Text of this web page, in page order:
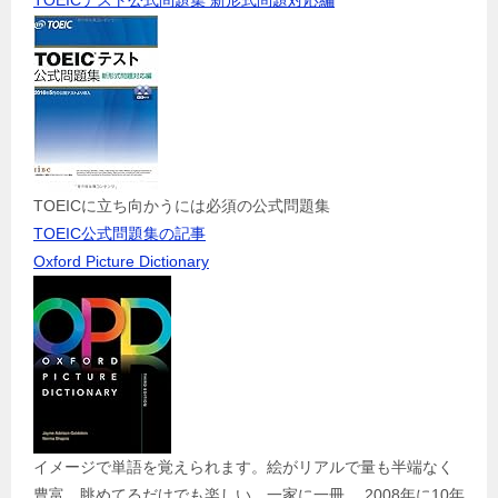
TOEICに立ち向かうには必須の公式問題集
TOEIC公式問題集の記事
Oxford Picture Dictionary
イメージで単語を覚えられます。絵がリアルで量も半端なく